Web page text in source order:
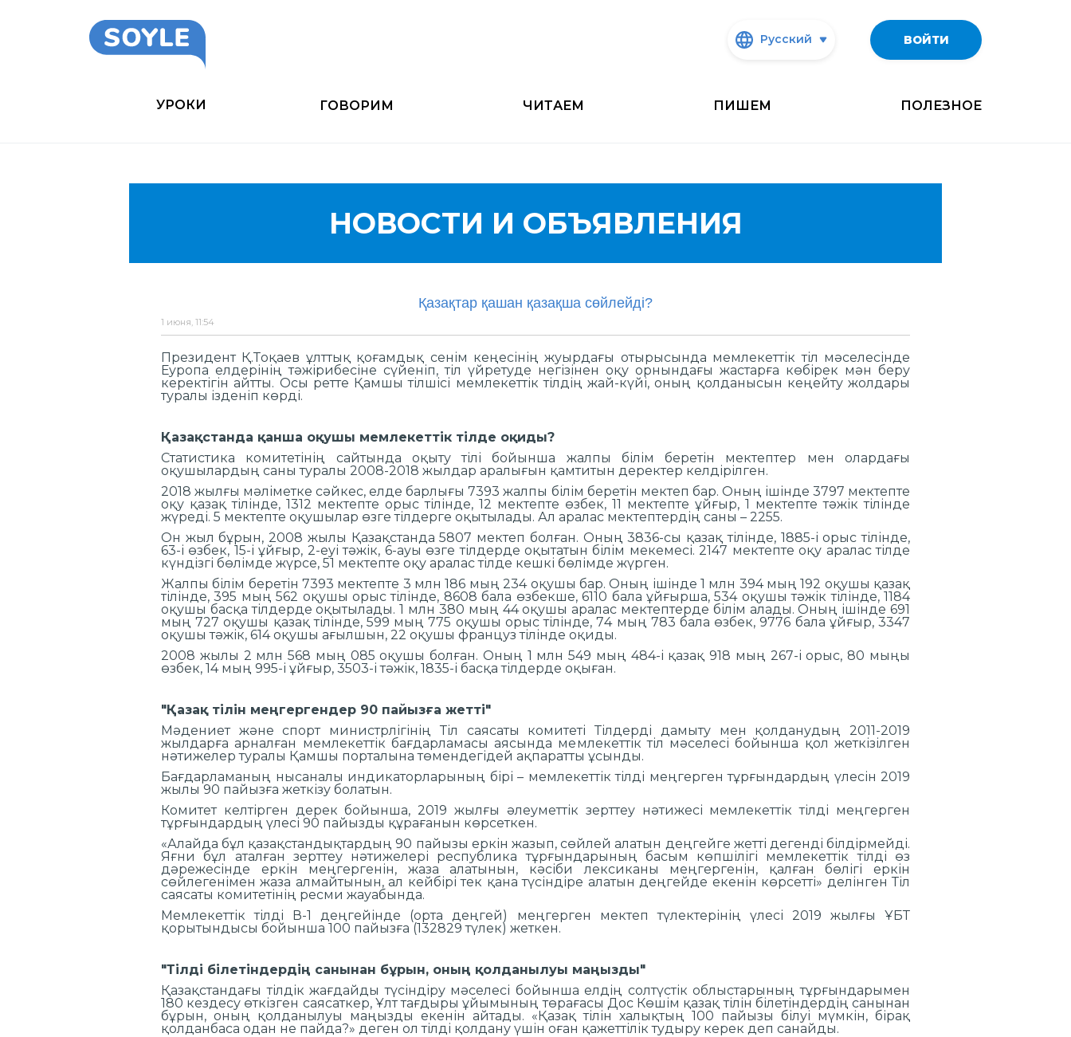
Русский ВОЙТИ
УРОКИ ГОВОРИМ ЧИТАЕМ ПИШЕМ ПОЛЕЗНОЕ
НОВОСТИ И ОБЪЯВЛЕНИЯ
Қазақтар қашан қазақша сөйлейді?
1 июня, 11:54
Президент Қ.Тоқаев ұлттық қоғамдық сенім кеңесінің жуырдағы отырысында мемлекеттік тіл мәселесінде
Еуропа елдерінің тәжірибесіне сүйеніп, тіл үйретуде негізінен оқу орнындағы жастарға көбірек мән беру
керектігін айтты. Осы ретте Қамшы тілшісі мемлекеттік тілдің жай-күйі, оның қолданысын кеңейту жолдары
туралы ізденіп көрді.
Қазақстанда қанша оқушы мемлекеттік тілде оқиды?
Статистика комитетінің сайтында оқыту тілі бойынша жалпы білім беретін мектептер мен олардағы
оқушылардың саны туралы 2008-2018 жылдар аралығын қамтитын деректер келдірілген.
2018 жылғы мәліметке сәйкес, елде барлығы 7393 жалпы білім беретін мектеп бар. Оның ішінде 3797 мектепте
оқу қазақ тілінде, 1312 мектепте орыс тілінде, 12 мектепте өзбек, 11 мектепте ұйғыр, 1 мектепте тәжік тілінде
жүреді. 5 мектепте оқушылар өзге тілдерге оқытылады. Ал аралас мектептердің саны – 2255.
Он жыл бұрын, 2008 жылы Қазақстанда 5807 мектеп болған. Оның 3836-сы қазақ тілінде, 1885-і орыс тілінде,
63-і өзбек, 15-і ұйғыр, 2-еуі тәжік, 6-ауы өзге тілдерде оқытатын білім мекемесі. 2147 мектепте оқу аралас тілде
күндізгі бөлімде жүрсе, 51 мектепте оқу аралас тілде кешкі бөлімде жүрген.
Жалпы білім беретін 7393 мектепте 3 млн 186 мың 234 оқушы бар. Оның ішінде 1 млн 394 мың 192 оқушы қазақ
тілінде, 395 мың 562 оқушы орыс тілінде, 8608 бала өзбекше, 6110 бала ұйғырша, 534 оқушы тәжік тілінде, 1184
оқушы басқа тілдерде оқытылады. 1 млн 380 мың 44 оқушы аралас мектептерде білім алады. Оның ішінде 691
мың 727 оқушы қазақ тілінде, 599 мың 775 оқушы орыс тілінде, 74 мың 783 бала өзбек, 9776 бала ұйғыр, 3347
оқушы тәжік, 614 оқушы ағылшын, 22 оқушы француз тілінде оқиды.
2008 жылы 2 млн 568 мың 085 оқушы болған. Оның 1 млн 549 мың 484-і қазақ 918 мың 267-і орыс, 80 мыңы
өзбек, 14 мың 995-і ұйғыр, 3503-і тәжік, 1835-і басқа тілдерде оқыған.
"Қазақ тілін меңгергендер 90 пайызға жетті"
Мәдениет және спорт министрлігінің Тіл саясаты комитеті Тілдерді дамыту мен қолданудың 2011-2019
жылдарға арналған мемлекеттік бағдарламасы аясында мемлекеттік тіл мәселесі бойынша қол жеткізілген
нәтижелер туралы Қамшы порталына төмендегідей ақпаратты ұсынды.
Бағдарламаның нысаналы индикаторларының бірі – мемлекеттік тілді меңгерген тұрғындардың үлесін 2019
жылы 90 пайызға жеткізу болатын.
Комитет келтірген дерек бойынша, 2019 жылғы әлеуметтік зерттеу нәтижесі мемлекеттік тілді меңгерген
тұрғындардың үлесі 90 пайызды құрағанын көрсеткен.
«Алайда бұл қазақстандықтардың 90 пайызы еркін жазып, сөйлей алатын деңгейге жетті дегенді білдірмейді.
Яғни бұл аталған зерттеу нәтижелері республика тұрғындарының басым көпшілігі мемлекеттік тілді өз
дәрежесінде еркін меңгергенін, жаза алатынын, кәсіби лексиканы меңгергенін, қалған бөлігі еркін
сөйлегенімен жаза алмайтынын, ал кейбірі тек қана түсіндіре алатын деңгейде екенін көрсетті» делінген Тіл
саясаты комитетінің ресми жауабында.
Мемлекеттік тілді В-1 деңгейінде (орта деңгей) меңгерген мектеп түлектерінің үлесі 2019 жылғы ҰБТ
қорытындысы бойынша 100 пайызға (132829 түлек) жеткен.
"Тілді білетіндердің санынан бұрын, оның қолданылуы маңызды"
Қазақстандағы тілдік жағдайды түсіндіру мәселесі бойынша елдің солтүстік облыстарының тұрғындарымен
180 кездесу өткізген саясаткер, Ұлт тағдыры ұйымының төрағасы Дос Көшім қазақ тілін білетіндердің санынан
бұрын, оның қолданылуы маңызды екенін айтады. «Қазақ тілін халықтың 100 пайызы білуі мүмкін, бірақ
қолданбаса одан не пайда?» деген ол тілді қолдану үшін оған қажеттілік тудыру керек деп санайды.